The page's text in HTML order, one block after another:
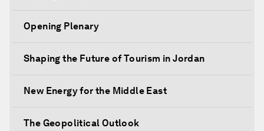
Opening Plenary
Shaping the Future of Tourism in Jordan
New Energy for the Middle East
The Geopolitical Outlook